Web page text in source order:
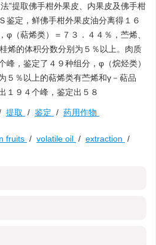
”提取佛手柑外果皮、内果皮及佛手柑
鉴定，鲜佛手柑外果皮油分离得１６
φ（萜烯类）＝７３．４４％，苎烯、
烯的体积分数分别为５％以上。肉质
峰，鉴定了４９种组分，φ（烷烃类）
５％以上的萜烯类有苎烯和γ－萜品
１９４个峰，鉴定出５８
提取 / 鉴定 / 药用作物
fruits / volatile oil / extraction /